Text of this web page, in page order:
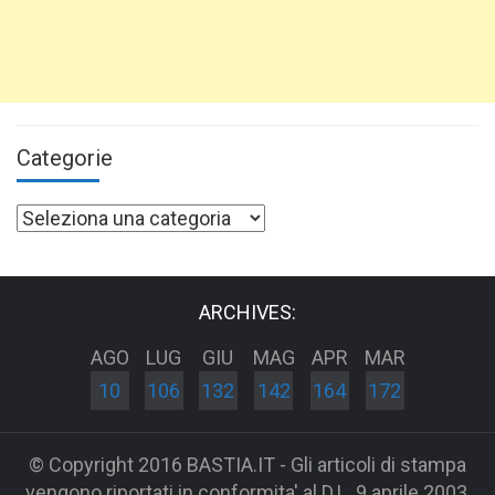
Categorie
Categorie
ARCHIVES:
AGO
10
LUG
106
GIU
132
MAG
142
APR
164
MAR
172
© Copyright 2016 BASTIA.IT - Gli articoli di stampa